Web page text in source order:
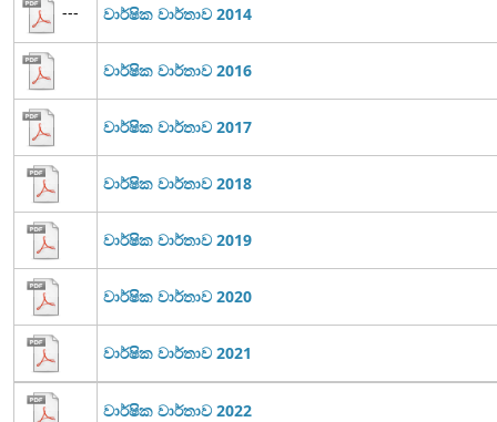
--- වාර්ෂික වාර්තාව 2014
වාර්ෂික වාර්තාව 2016
වාර්ෂික වාර්තාව 2017
වාර්ෂික වාර්තාව 2018
වාර්ෂික වාර්තාව 2019
වාර්ෂික වාර්තාව 2020
වාර්ෂික වාර්තාව 2021
වාර්ෂික වාර්තාව 2022